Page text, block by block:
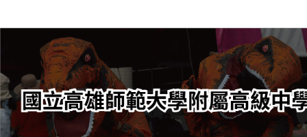
轉
要
內
容